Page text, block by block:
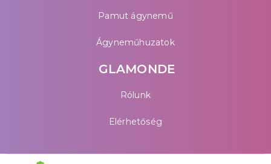
Pamut ágynemű
Ágyneműhuzatok
GLAMONDE
Rólunk
Elérhetőség